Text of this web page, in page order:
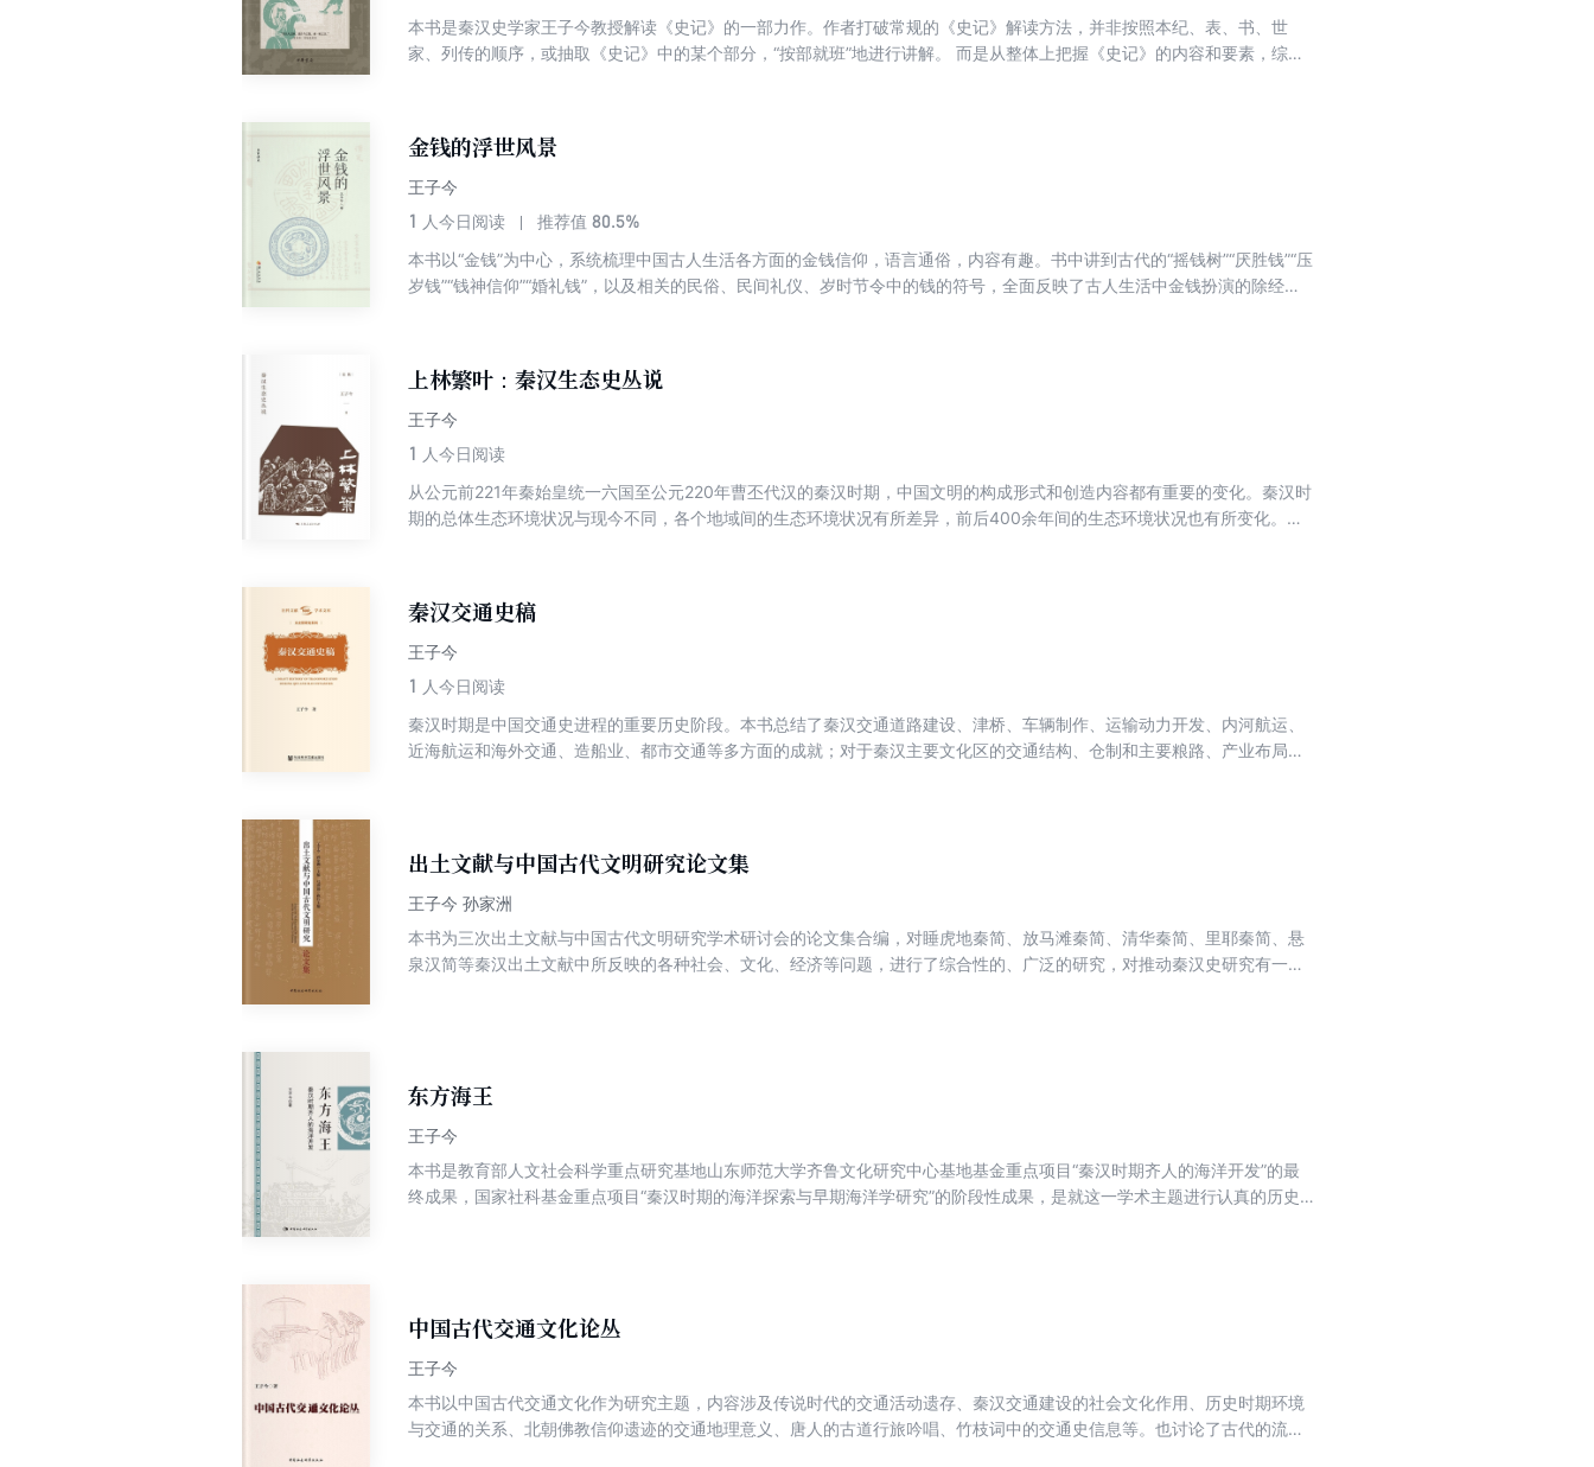
本书是秦汉史学家王子今教授解读《史记》的一部力作。作者打破常规的《史记》解读方法，并非按照本纪、表、书、世
家、列传的顺序，或抽取《史记》中的某个部分，“按部就班”地进行讲解。 而是从整体上把握《史记》的内容和要素，综合
金钱的浮世风景
王子今
1 人今日阅读 推荐值 80.5%
本书以“金钱”为中心，系统梳理中国古人生活各方面的金钱信仰，语言通俗，内容有趣。书中讲到古代的“摇钱树”“厌胜钱”“压
岁钱”“钱神信仰”“婚礼钱”，以及相关的民俗、民间礼仪、岁时节令中的钱的符号，全面反映了古人生活中金钱扮演的除经济
上林繁叶：秦汉生态史丛说
王子今
1 人今日阅读
从公元前221年秦始皇统一六国至公元220年曹丕代汉的秦汉时期，中国文明的构成形式和创造内容都有重要的变化。秦汉时
期的总体生态环境状况与现今不同，各个地域间的生态环境状况有所差异，前后400余年间的生态环境状况也有所变化。研
“列树成林”的礼俗等。既有史料解读，又有相关考古方面的最新发现，是一部以生态环境史角度切入的别具一格的历史读
物。
秦汉交通史稿
王子今
1 人今日阅读
秦汉时期是中国交通史进程的重要历史阶段。本书总结了秦汉交通道路建设、津桥、车辆制作、运输动力开发、内河航运、
近海航运和海外交通、造船业、都市交通等多方面的成就；对于秦汉主要文化区的交通结构、仓制和主要粮路、产业布局及
出土文献与中国古代文明研究论文集
王子今 孙家洲
本书为三次出土文献与中国古代文明研究学术研讨会的论文集合编，对睡虎地秦简、放马滩秦简、清华秦简、里耶秦简、悬
泉汉简等秦汉出土文献中所反映的各种社会、文化、经济等问题，进行了综合性的、广泛的研究，对推动秦汉史研究有一定
东方海王
王子今
本书是教育部人文社会科学重点研究基地山东师范大学齐鲁文化研究中心基地基金重点项目“秦汉时期齐人的海洋开发”的最
终成果，国家社科基金重点项目“秦汉时期的海洋探索与早期海洋学研究”的阶段性成果，是就这一学术主题进行认真的历史
中国古代交通文化论丛
王子今
本书以中国古代交通文化作为研究主题，内容涉及传说时代的交通活动遗存、秦汉交通建设的社会文化作用、历史时期环境
与交通的关系、北朝佛教信仰遗迹的交通地理意义、唐人的古道行旅吟唱、竹枝词中的交通史信息等。也讨论了古代的流民